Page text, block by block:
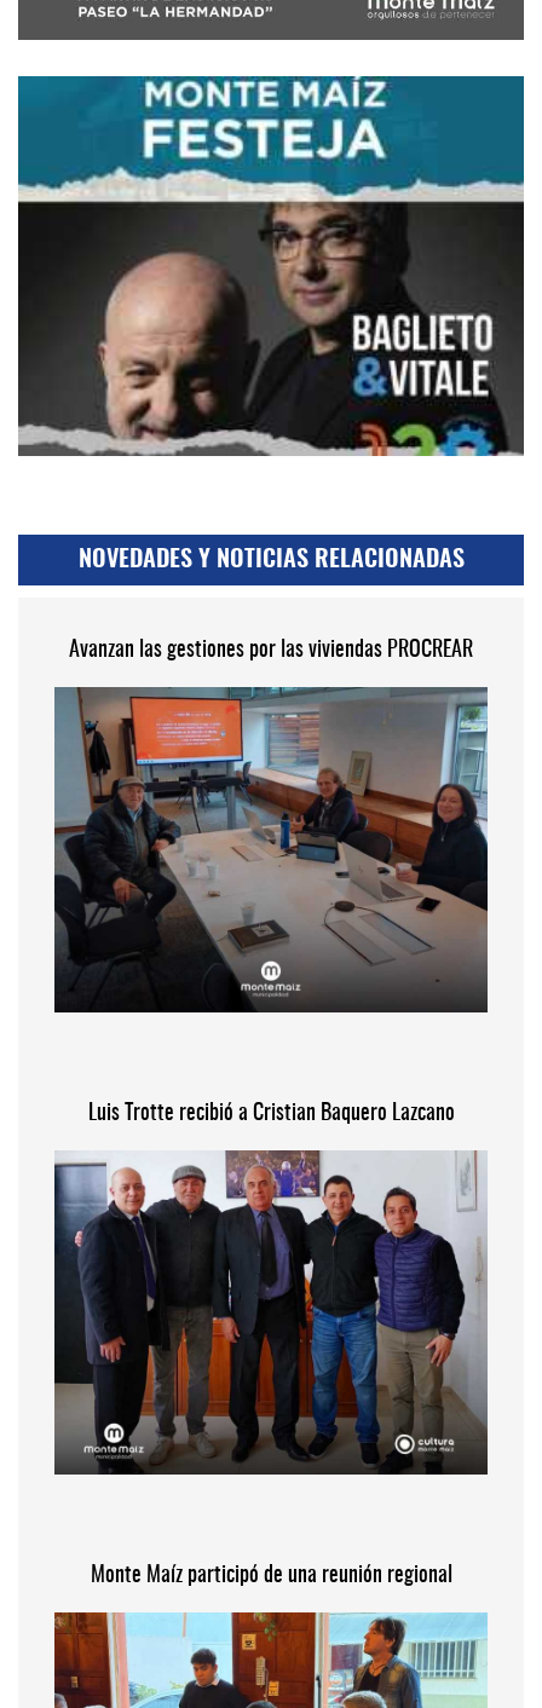
NOVEDADES Y NOTICIAS RELACIONADAS
Avanzan las gestiones por las viviendas PROCREAR
Luis Trotte recibió a Cristian Baquero Lazcano
Monte Maíz participó de una reunión regional